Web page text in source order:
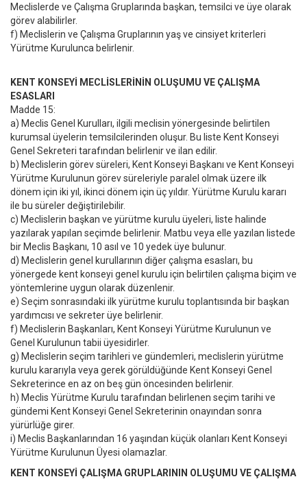
Meclislerde ve Çalışma Gruplarında başkan, temsilci ve üye olarak
görev alabilirler.
f) Meclislerin ve Çalışma Gruplarının yaş ve cinsiyet kriterleri
Yürütme Kurulunca belirlenir.
KENT KONSEYİ MECLİSLERİNİN OLUŞUMU VE ÇALIŞMA
ESASLARI
Madde 15:
a) Meclis Genel Kurulları, ilgili meclisin yönergesinde belirtilen
kurumsal üyelerin temsilcilerinden oluşur. Bu liste Kent Konseyi
Genel Sekreteri tarafından belirlenir ve ilan edilir.
b) Meclislerin görev süreleri, Kent Konseyi Başkanı ve Kent Konseyi
Yürütme Kurulunun görev süreleriyle paralel olmak üzere ilk
dönem için iki yıl, ikinci dönem için üç yıldır. Yürütme Kurulu kararı
ile bu süreler değiştirilebilir.
c) Meclislerin başkan ve yürütme kurulu üyeleri, liste halinde
yazılarak yapılan seçimde belirlenir. Matbu veya elle yazılan listede
bir Meclis Başkanı, 10 asıl ve 10 yedek üye bulunur.
d) Meclislerin genel kurullarının diğer çalışma esasları, bu
yönergede kent konseyi genel kurulu için belirtilen çalışma biçim ve
yöntemlerine uygun olarak düzenlenir.
e) Seçim sonrasındaki ilk yürütme kurulu toplantısında bir başkan
yardımcısı ve sekreter üye belirlenir.
f) Meclislerin Başkanları, Kent Konseyi Yürütme Kurulunun ve
Genel Kurulunun tabii üyesidirler.
g) Meclislerin seçim tarihleri ve gündemleri, meclislerin yürütme
kurulu kararıyla veya gerek görüldüğünde Kent Konseyi Genel
Sekreterince en az on beş gün öncesinden belirlenir.
h) Meclis Yürütme Kurulu tarafından belirlenen seçim tarihi ve
gündemi Kent Konseyi Genel Sekreterinin onayından sonra
yürürlüğe girer.
i) Meclis Başkanlarından 16 yaşından küçük olanları Kent Konseyi
Yürütme Kurulunun Üyesi olamazlar.
KENT KONSEYİ ÇALIŞMA GRUPLARININ OLUŞUMU VE ÇALIŞMA